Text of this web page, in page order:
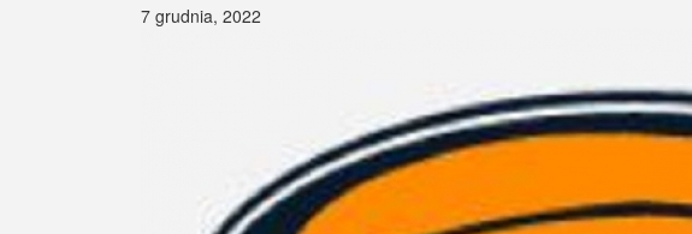
7 grudnia, 2022